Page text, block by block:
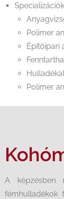
Polimer
Építőipari
Polimer
A képzésben
fémhulladékok